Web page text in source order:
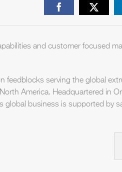
FacebookX
and customer focused
feedblocks serving the global
America. Headquartered in
global business is supported by